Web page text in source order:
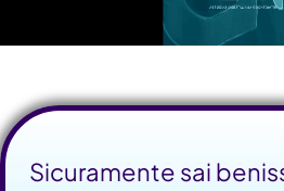
Sicuramente sai